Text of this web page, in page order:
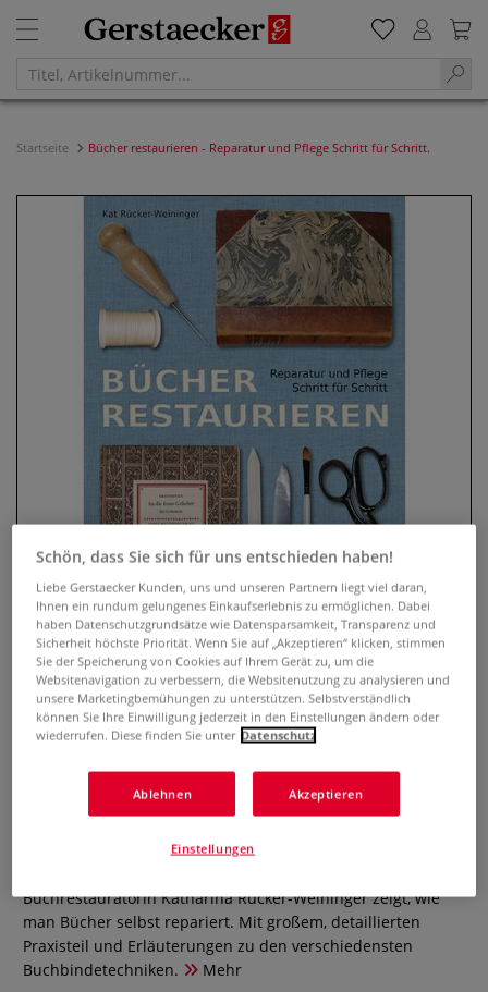
Startseite Bücher restaurieren - Reparatur und Pflege Schritt für Schritt.
Bücher restaurieren - Reparatur
und Pflege Schritt für Schritt.
0 Bewertungen
Das Fotoalbum fällt auseinander, das Kochbuch hat Flecken,
Buchrestauratorin Katharina Rücker-Weininger zeigt, wie
man Bücher selbst repariert. Mit großem, detaillierten
Praxisteil und Erläuterungen zu den verschiedensten
Buchbindetechniken.
Mehr
Schön, dass Sie sich für uns entschieden haben!
Liebe Gerstaecker Kunden, uns und unseren Partnern liegt viel daran,
Ihnen ein rundum gelungenes Einkaufserlebnis zu ermöglichen. Dabei
haben Datenschutzgrundsätze wie Datensparsamkeit, Transparenz und
Sicherheit höchste Priorität. Wenn Sie auf „Akzeptieren“ klicken, stimmen
Sie der Speicherung von Cookies auf Ihrem Gerät zu, um die
Websitenavigation zu verbessern, die Websitenutzung zu analysieren und
unsere Marketingbemühungen zu unterstützen. Selbstverständlich
können Sie Ihre Einwilligung jederzeit in den Einstellungen ändern oder
wiederrufen. Diese finden Sie unter Datenschutz
Ablehnen Akzeptieren
Einstellungen